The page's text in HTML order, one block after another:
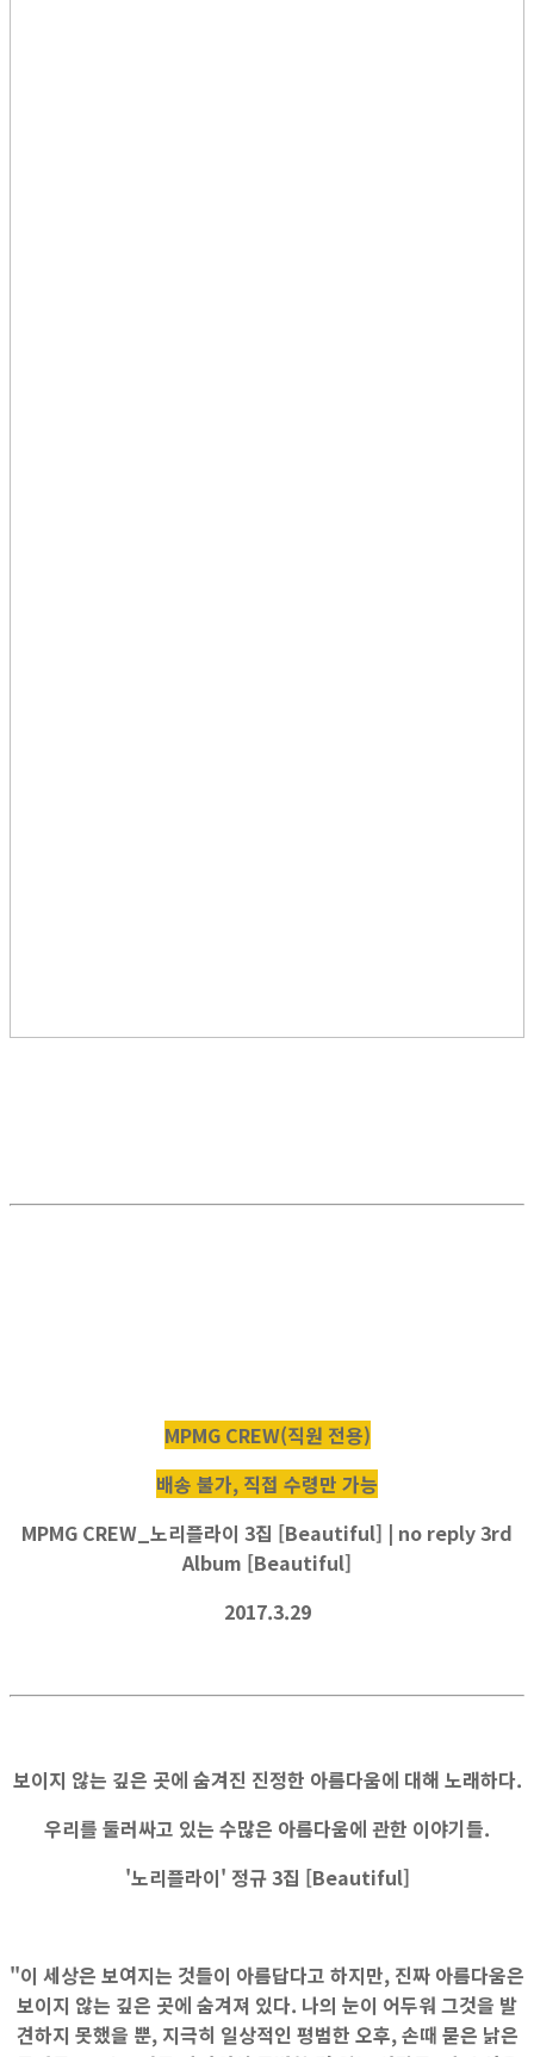
MPMG CREW(직원 전용)
배송 불가, 직접 수령만 가능
MPMG CREW_노리플라이 3집 [Beautiful] | no reply 3rd
Album [Beautiful]
2017.3.29
보이지 않는 깊은 곳에 숨겨진 진정한 아름다움에 대해 노래하다.
우리를 둘러싸고 있는 수많은 아름다움에 관한 이야기들.
'노리플라이' 정규 3집 [Beautiful]
"이 세상은 보여지는 것들이 아름답다고 하지만, 진짜 아름다움은
보이지 않는 깊은 곳에 숨겨져 있다. 나의 눈이 어두워 그것을 발
견하지 못했을 뿐, 지극히 일상적인 평범한 오후, 손때 묻은 낡은